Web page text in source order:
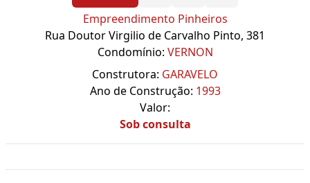
Empreendimento Pinheiros
Rua Doutor Virgilio de Carvalho Pinto, 381
Condomínio: VERNON
Construtora: GARAVELO
Ano de Construção: 1993
Valor:
Sob consulta